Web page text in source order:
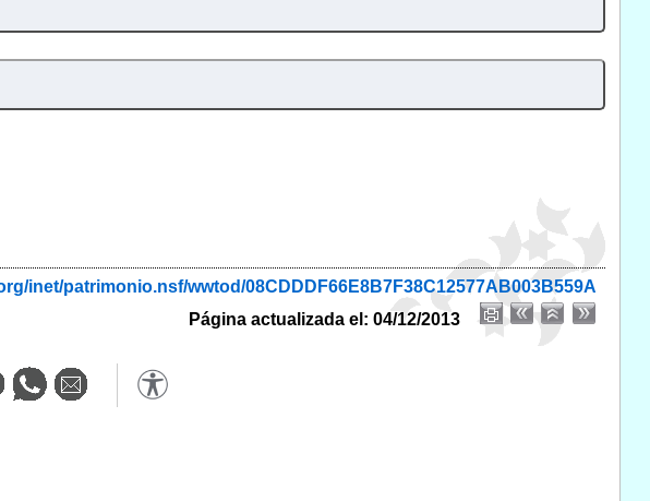
inet/patrimonio.nsf/wwtod/08CDDDF66E8B7F38C12577AB003B559A
Página actualizada el: 04/12/2013